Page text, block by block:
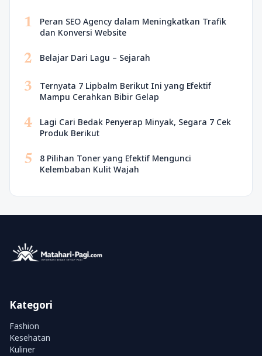
1
Peran SEO Agency dalam Meningkatkan Trafik
dan Konversi Website
2 Belajar Dari Lagu – Sejarah
3
Ternyata 7 Lipbalm Berikut Ini yang Efektif
Mampu Cerahkan Bibir Gelap
4
Lagi Cari Bedak Penyerap Minyak, Segara 7 Cek
Produk Berikut
5
8 Pilihan Toner yang Efektif Mengunci
Kelembaban Kulit Wajah
Kategori
Fashion
Kesehatan
Kuliner